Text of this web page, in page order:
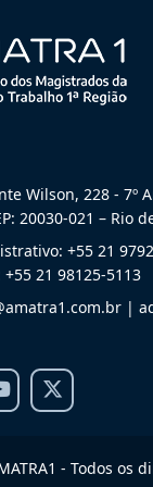
Wilson, 228 - 7º
20030-021 – Rio
+55 21
21 98125-5113
|
- Todos os